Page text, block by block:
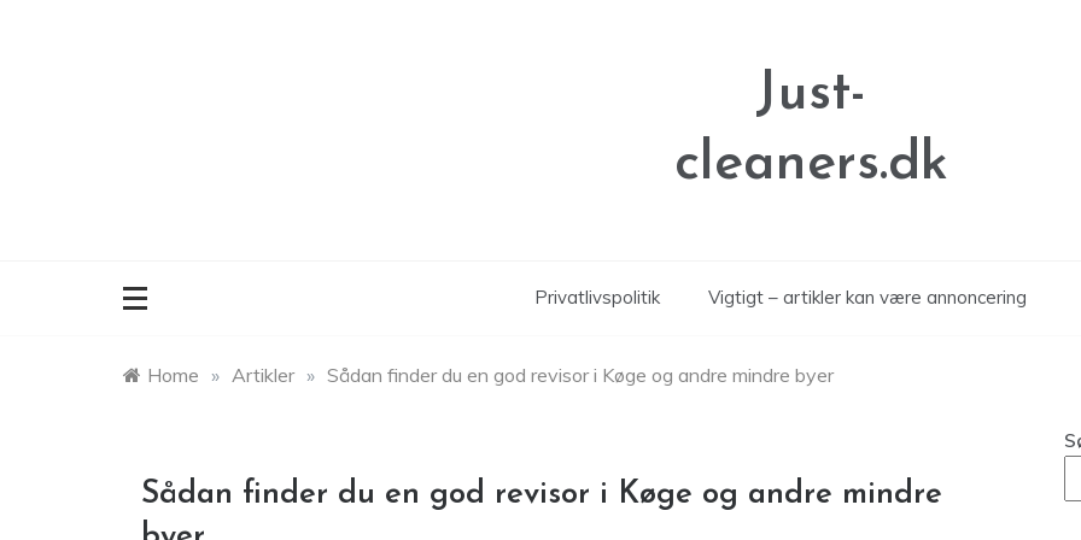
Just-
cleaners.dk
Privatlivspolitik Vigtigt – artikler kan være annoncering
Home » Artikler » Sådan finder du en god revisor i Køge og andre mindre byer
Sådan finder du en god revisor i Køge og andre mindre